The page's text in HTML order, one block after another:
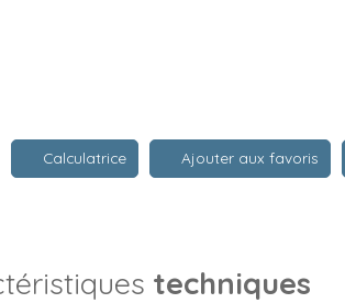
Calculatrice Ajouter aux favoris
techniques